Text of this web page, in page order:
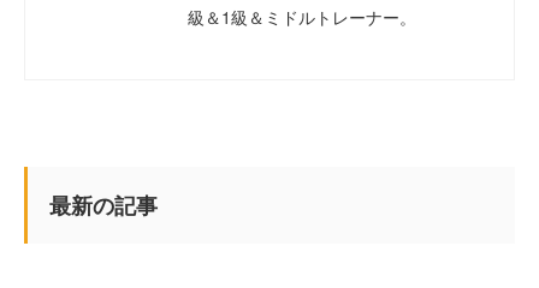
級＆1級＆ミドルトレーナー。
最新の記事